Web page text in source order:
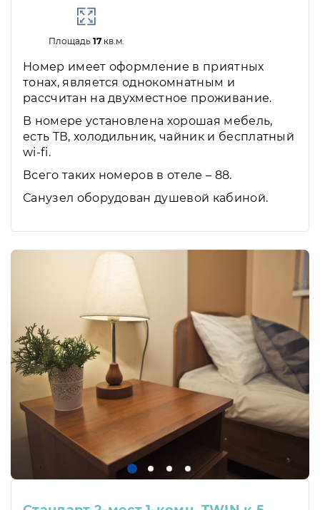
Площадь 17кв.м.
Номер имеет оформление в приятных
тонах, является однокомнатным и
рассчитан на двухместное проживание.
В номере установлена хорошая мебель,
есть ТВ, холодильник, чайник и бесплатный
wi-fi.
Всего таких номеров в отеле – 88.
Санузел оборудован душевой кабиной.